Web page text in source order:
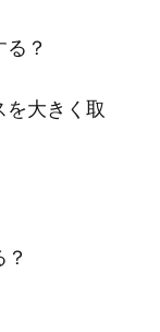
？
大きく取